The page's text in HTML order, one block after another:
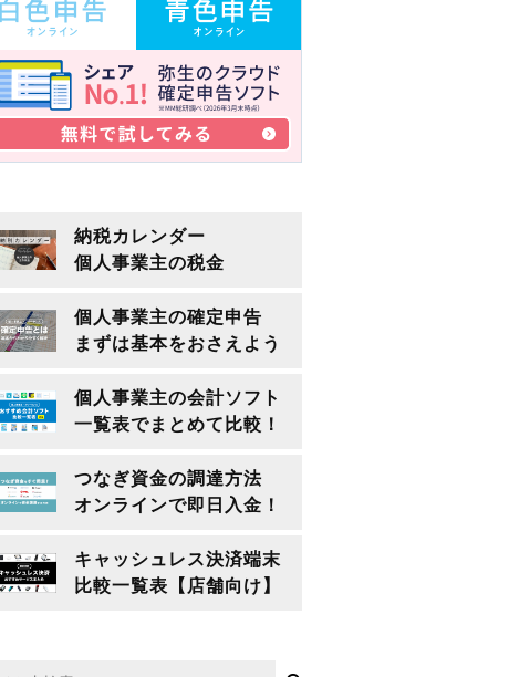
納税カレンダー
個人事業主の税金
個人事業主の確定申告
まずは基本をおさえよう
個人事業主の会計ソフト
一覧表でまとめて比較！
つなぎ資金の調達方法
オンラインで即日入金！
キャッシュレス決済端末
比較一覧表【店舗向け】